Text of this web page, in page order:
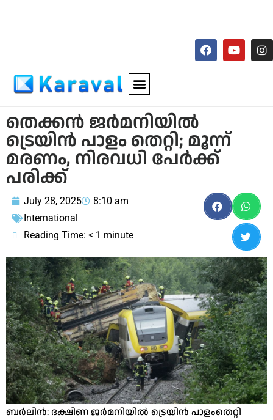
തെക്കൻ ജർമനിയിൽ
ട്രെയിൻ പാളം തെറ്റി; മൂന്ന്
മരണം, നിരവധി പേർക്ക്
പരിക്ക്
July 28, 2025
8:10 am
International
Reading Time: < 1 minute
ബർലിൻ: ദക്ഷിണ ജർമനിയിൽ ട്രെയിൻ പാളംതെറ്റി